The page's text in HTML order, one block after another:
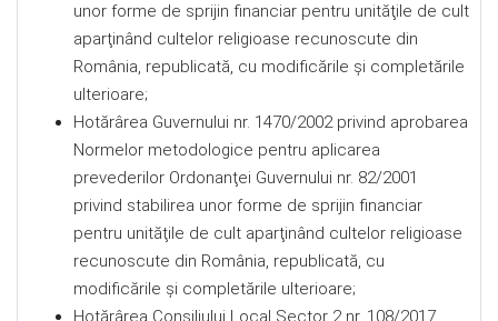
unor forme de sprijin financiar pentru unităţile de cult
aparţinând cultelor religioase recunoscute din
România, republicată, cu modificările şi completările
ulterioare;
Hotărârea Guvernului nr. 1470/2002 privind aprobarea
Normelor metodologice pentru aplicarea
prevederilor Ordonanţei Guvernului nr. 82/2001
privind stabilirea unor forme de sprijin financiar
pentru unităţile de cult aparţinând cultelor religioase
recunoscute din România, republicată, cu
modificările şi completările ulterioare;
Hotărârea Consiliului Local Sector 2 nr. 108/2017